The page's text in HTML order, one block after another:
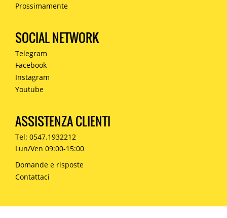
Prossimamente
SOCIAL NETWORK
Telegram
Facebook
Instagram
Youtube
ASSISTENZA CLIENTI
Tel: 0547.1932212
Lun/Ven 09:00-15:00
Domande e risposte
Contattaci